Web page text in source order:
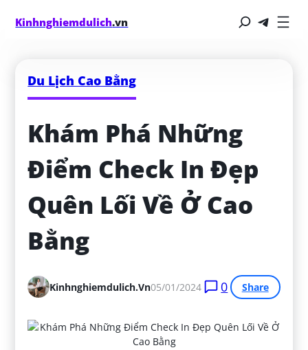
Kinhnghiemdulich.vn
Du Lịch Cao Bằng
Khám Phá Những
Điểm Check In Đẹp
Quên Lối Về Ở Cao
Bằng
Kinhnghiemdulich.vn05/01/2024 0 Share